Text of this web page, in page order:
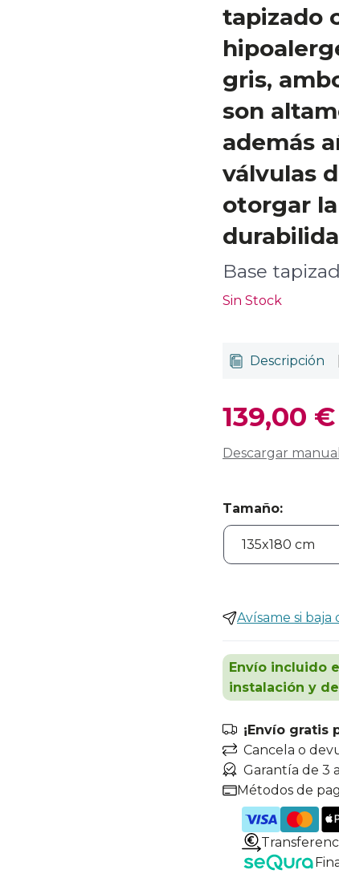
tapizado
gris,
son
además
válvulas
otorgar
Base
Sin Stock
Descripción
139,00 €
Descargar
Tamaño:
Avísame si baja
Envío incluido
instalación y
¡Envío gratis
Cancela o
Garantía de 3
Métodos de